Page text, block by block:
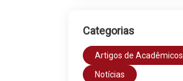
Categorias
Artigos de Acadêmicos
Notícias